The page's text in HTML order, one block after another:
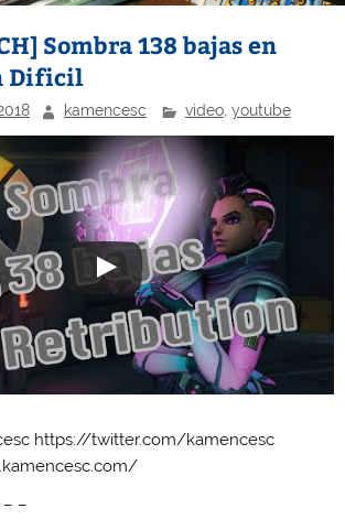
Sombra 138 bajas en
Dificil
kamencesc video, youtube
https://twitter.com/kamencesc
–